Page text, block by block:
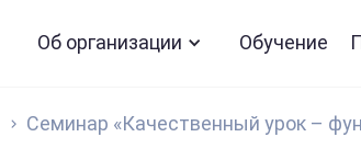
Об организации Обучение
Семинар «Качественный урок –